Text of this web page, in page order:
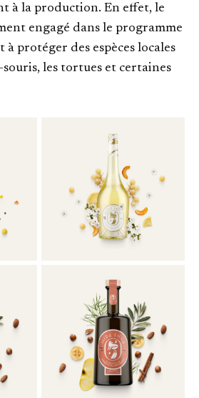
à la production. En effet, le
engagé dans le programme
protéger des espèces locales
souris, les tortues et certaines